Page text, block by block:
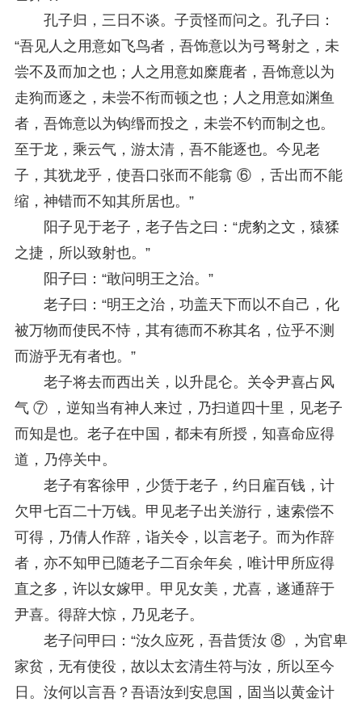
孔子归，三日不谈。子贡怪而问之。孔子曰：
“吾见人之用意如飞鸟者，吾饰意以为弓弩射之，未
尝不及而加之也；人之用意如糜鹿者，吾饰意以为
走狗而逐之，未尝不衔而顿之也；人之用意如渊鱼
者，吾饰意以为钩缗而投之，未尝不钓而制之也。
至于龙，乘云气，游太清，吾不能逐也。今见老
子，其犹龙乎，使吾口张而不能翕 ⑥ ，舌出而不能
缩，神错而不知其所居也。”
阳子见于老子，老子告之曰：“虎豹之文，猿猱
之捷，所以致射也。”
阳子曰：“敢问明王之治。”
老子曰：“明王之治，功盖天下而以不自己，化
被万物而使民不恃，其有德而不称其名，位乎不测
而游乎无有者也。”
老子将去而西出关，以升昆仑。关令尹喜占风
气 ⑦ ，逆知当有神人来过，乃扫道四十里，见老子
而知是也。老子在中国，都未有所授，知喜命应得
道，乃停关中。
老子有客徐甲，少赁于老子，约日雇百钱，计
欠甲七百二十万钱。甲见老子出关游行，速索偿不
可得，乃倩人作辞，诣关令，以言老子。而为作辞
者，亦不知甲已随老子二百余年矣，唯计甲所应得
直之多，许以女嫁甲。甲见女美，尤喜，遂通辞于
尹喜。得辞大惊，乃见老子。
老子问甲曰：“汝久应死，吾昔赁汝 ⑧ ，为官卑
家贫，无有使役，故以太玄清生符与汝，所以至今
日。汝何以言吾？吾语汝到安息国，固当以黄金计